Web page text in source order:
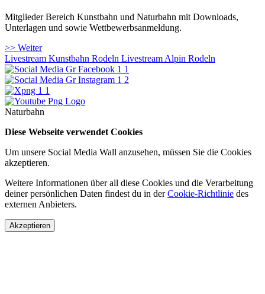
Mitglieder Bereich Kunstbahn und Naturbahn mit Downloads,
Unterlagen und sowie Wettbewerbsanmeldung.
>> Weiter
Livestream Kunstbahn Rodeln Livestream Alpin Rodeln
Naturbahn
Diese Webseite verwendet Cookies
Um unsere Social Media Wall anzusehen, müssen Sie die Cookies
akzeptieren.
Weitere Informationen über all diese Cookies und die Verarbeitung
deiner persönlichen Daten findest du in derCookie-Richtlinie des
externen Anbieters.
Akzeptieren